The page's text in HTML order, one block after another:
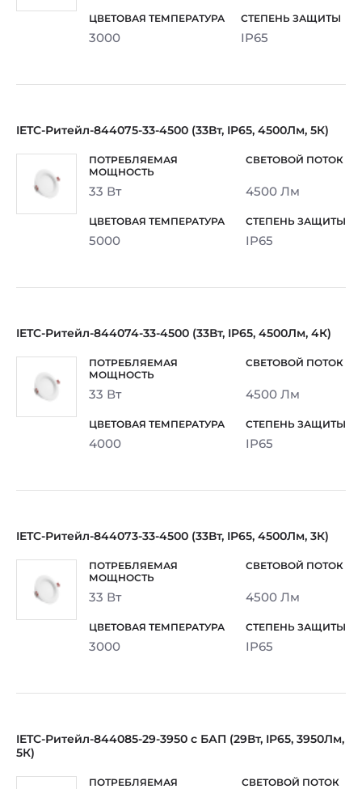
3000 IP65
IETC-Ритейл-844075-33-4500 (33Вт, IP65, 4500Лм, 5К)
33 Вт 4500 Лм
5000 IP65
IETC-Ритейл-844074-33-4500 (33Вт, IP65, 4500Лм, 4К)
33 Вт 4500 Лм
4000 IP65
IETC-Ритейл-844073-33-4500 (33Вт, IP65, 4500Лм, 3К)
33 Вт 4500 Лм
3000 IP65
IETC-Ритейл-844085-29-3950 с БАП (29Вт, IP65, 3950Лм,
5К)